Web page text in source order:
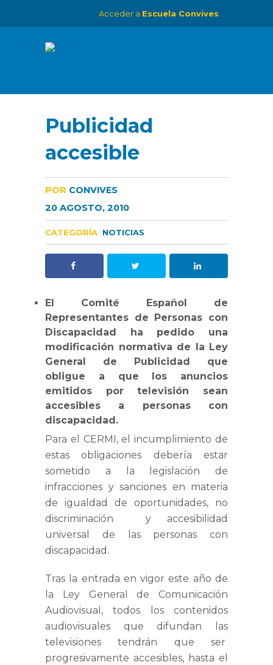
Acceder a Escuela Convives
Publicidad
accesible
POR CONVIVES
20 AGOSTO, 2010
CATEGORÍA NOTICIAS
El Comité Español de
Representantes de Personas con
Discapacidad ha pedido una
modificación normativa de la Ley
General de Publicidad que
obligue a que los anuncios
emitidos por televisión sean
accesibles a personas con
discapacidad.
Para el CERMI, el incumplimiento de
estas obligaciones debería estar
sometido a la legislación de
infracciones y sanciones en materia
de igualdad de oportunidades, no
discriminación y accesibilidad
universal de las personas con
discapacidad.
Tras la entrada en vigor este año de
la Ley General de Comunicación
Audiovisual, todos los contenidos
audiovisuales que difundan las
televisiones tendrán que ser
progresivamente accesibles, hasta el